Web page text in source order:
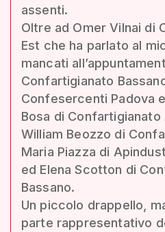
assenti.
Oltre ad Omer Vilnai di
Est che ha parlato al
mancati
Confartigianato
Confesercenti Padova
Bosa di Confartigianato
William Beozzo di
Maria Piazza di
ed Elena Scotton di
Bassano.
Un piccolo drappello,
parte rappresentativo